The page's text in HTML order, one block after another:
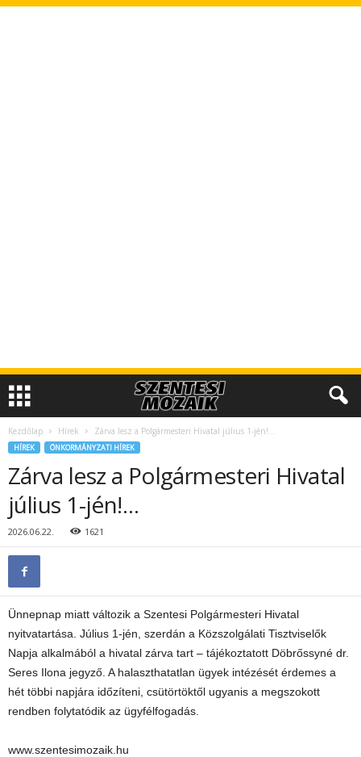
Kezdőlap Hírek Zárva lesz a Polgármesteri Hivatal július 1-jén!…
HÍREK ÖNKORMÁNYZATI HÍREK
Zárva lesz a Polgármesteri Hivatal
július 1-jén!…
2026.06.22. 1621
Ünnepnap miatt változik a Szentesi Polgármesteri Hivatal
nyitvatartása. Július 1-jén, szerdán a Közszolgálati Tisztviselők
Napja alkalmából a hivatal zárva tart – tájékoztatott Döbrőssyné dr.
Seres Ilona jegyző. A halaszthatatlan ügyek intézését érdemes a
hét többi napjára időzíteni, csütörtöktől ugyanis a megszokott
rendben folytatódik az ügyfélfogadás.
www.szentesimozaik.hu